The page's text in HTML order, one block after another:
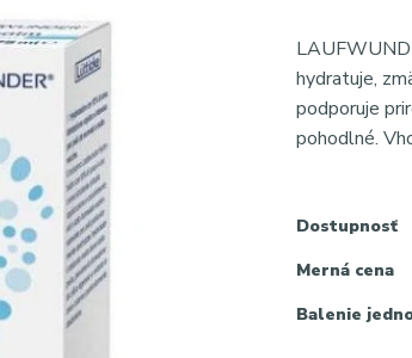
hydratuje,
podporuje
pohodlné.
Dostupnosť
Merná cena
Balenie